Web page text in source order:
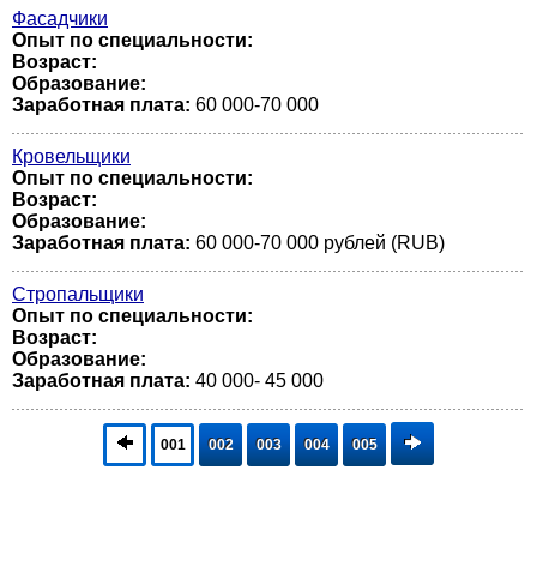
Фасадчики
Опыт по специальности:
Возраст:
Образование:
Заработная плата: 60 000-70 000
Кровельщики
Опыт по специальности:
Возраст:
Образование:
Заработная плата: 60 000-70 000 рублей (RUB)
Стропальщики
Опыт по специальности:
Возраст:
Образование:
Заработная плата: 40 000- 45 000
001 002 003 004 005